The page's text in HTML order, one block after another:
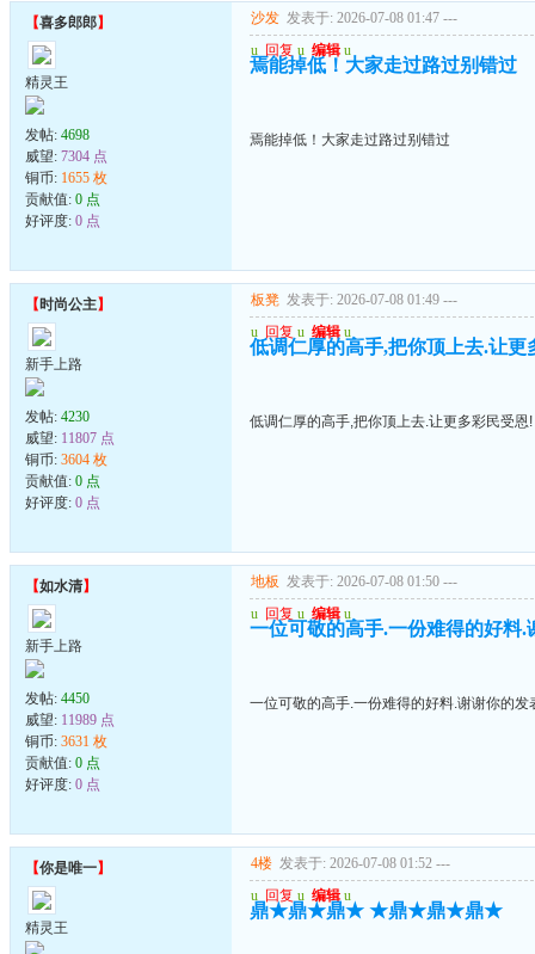
【喜多郎郎】
精灵王
发帖: 4698
威望: 7304 点
铜币: 1655 枚
贡献值: 0 点
好评度: 0 点
沙发 发表于: 2026-07-08 01:47 ---
u 回复 u 编辑 u
焉能掉低！大家走过路过别错过
焉能掉低！大家走过路过别错过
【时尚公主】
新手上路
发帖: 4230
威望: 11807 点
铜币: 3604 枚
贡献值: 0 点
好评度: 0 点
板凳 发表于: 2026-07-08 01:49 ---
u 回复 u 编辑 u
低调仁厚的高手,把你顶上去.让更
低调仁厚的高手,把你顶上去.让更多彩民受恩!
【如水清】
新手上路
发帖: 4450
威望: 11989 点
铜币: 3631 枚
贡献值: 0 点
好评度: 0 点
地板 发表于: 2026-07-08 01:50 ---
u 回复 u 编辑 u
一位可敬的高手.一份难得的好料.
一位可敬的高手.一份难得的好料.谢谢你的发
【你是唯一】
精灵王
4楼 发表于: 2026-07-08 01:52 ---
u 回复 u 编辑 u
鼎★鼎★鼎★ ★鼎★鼎★鼎★